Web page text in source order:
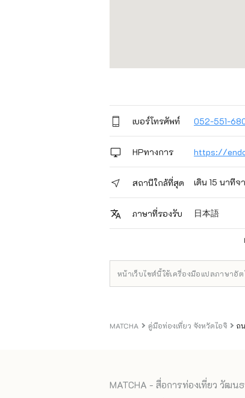
เบอร์โทรศัพท์ 052-551-
HPทางการ https://
สถานีใกล้ที่สุด เดิน 15 นาทีจ
ภาษาที่รองรับ 日本語
หน้าเว็บไซต์นี้ใช้เครื่องมือแปลภาษาอั
MATCHA คู่มือท่องเที่ยว จังหวัดไอจิ ถ
MATCHA - สื่อการท่องเที่ยว วัฒ